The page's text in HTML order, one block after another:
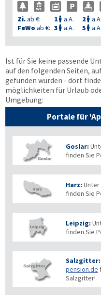
Zi.ab €: 1  a.A. 2  a.A.
FeWo ab €: 3  a.A. 5  a.A.
Ist für Sie keine passende
auf den folgenden Seiten,
gefunden wurden - dort
möglichkeiten für Urlaub
Umgebung:
Portale für
Goslar:
finden Sie
Harz: Unter
finden Sie
Leipzig:
finden Sie
Salzgitter:
pension.de
Salzgitter!